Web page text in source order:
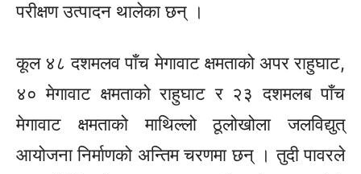
परीक्षण उत्पादन थालेका छन् ।
कूल ४८ दशमलव पाँच मेगावाट क्षमताको अपर राहुघाट,
४० मेगावाट क्षमताको राहुघाट र २३ दशमलब पाँच
मेगावाट क्षमताको माथिल्लो ठूलोखोला जलविद्युत्
आयोजना निर्माणको अन्तिम चरणमा छन् । तुदी पावरले